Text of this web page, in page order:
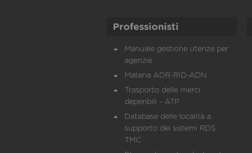
Professionisti
Manuale gestione utenze per
agenzie
Materia ADR-RID-ADN
Trasporto delle merci
deperibili - ATP
Database delle località a
supporto dei sistemi RDS
TMC